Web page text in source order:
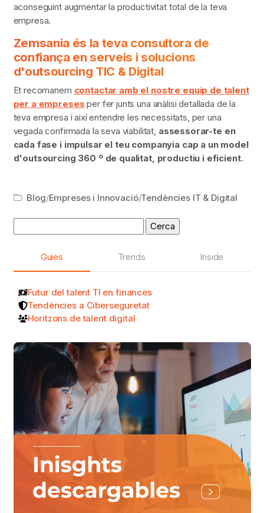
aconseguint augmentar la productivitat total de la teva
empresa.
Zemsania és la teva consultora de
confiança en serveis i solucions
d'outsourcing TIC & Digital
Et recomanem contactar amb el nostre equip de talent
per a empreses per fer junts una anàlisi detallada de la
teva empresa i així entendre les necessitats, per una
vegada confirmada la seva viabilitat, assessorar-te en
cada fase i impulsar el teu companyia cap a un model
d'outsourcing 360 º de qualitat, productiu i eficient.
Blog/Empreses i Innovació/Tendències IT & Digital
Guies Trends Inside
Futur del talent TI en finances
Tendències a Ciberseguretat
Horitzons de talent digital